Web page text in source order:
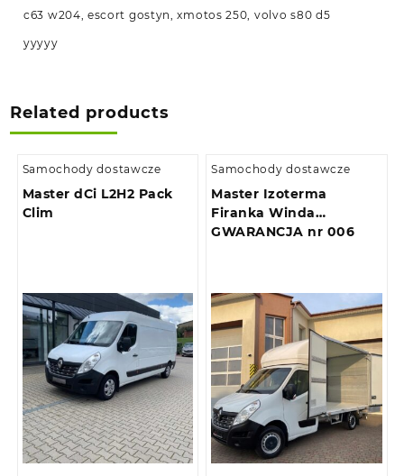
c63 w204, escort gostyn, xmotos 250, volvo s80 d5
yyyyy
Related products
Samochody dostawcze
Master dCi L2H2 Pack
Clim
Samochody dostawcze
Master Izoterma
Firanka Winda
GWARANCJA nr 006